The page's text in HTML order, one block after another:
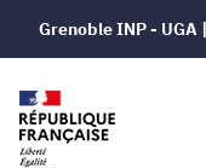
Grenoble INP -